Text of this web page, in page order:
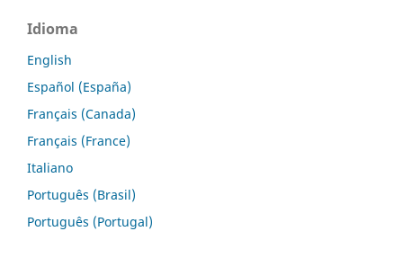
Idioma
English
Español (España)
Français (Canada)
Français (France)
Italiano
Português (Brasil)
Português (Portugal)